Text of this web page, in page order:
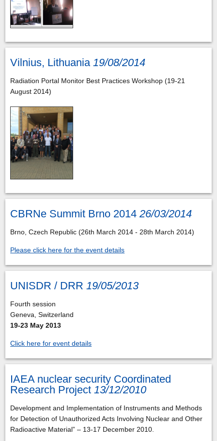
Vilnius, Lithuania19/08/2014
Radiation Portal Monitor Best Practices Workshop (19-21
August 2014)
CBRNe Summit Brno 201426/03/2014
Brno, Czech Republic (26th March 2014 - 28th March 2014)
Please click here for the event details
UNISDR / DRR19/05/2013
Fourth session
Geneva, Switzerland
19-23 May 2013
Click here for event details
IAEA nuclear security Coordinated
Research Project13/12/2010
Development and Implementation of Instruments and Methods
for Detection of Unauthorized Acts Involving Nuclear and Other
Radioactive Material” – 13-17 December 2010.